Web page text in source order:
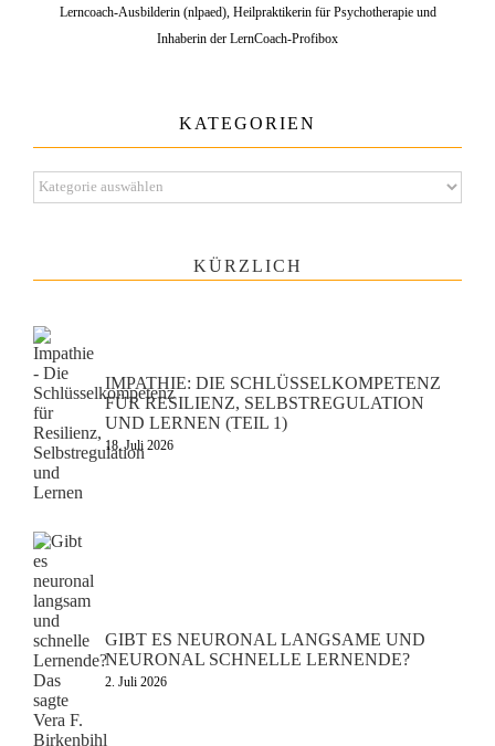
Lerncoach-Ausbilderin (nlpaed), Heilpraktikerin für Psychotherapie und
Inhaberin der LernCoach-Profibox
KATEGORIEN
Kategorien
KÜRZLICH
IMPATHIE: DIE SCHLÜSSELKOMPETENZ
FÜR RESILIENZ, SELBSTREGULATION
UND LERNEN (TEIL 1)
18. Juli 2026
GIBT ES NEURONAL LANGSAME UND
NEURONAL SCHNELLE LERNENDE?
2. Juli 2026